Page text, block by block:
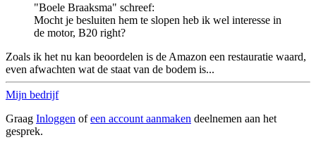
"Boele Braaksma" schreef:
Mocht je besluiten hem te slopen heb ik wel interesse in
de motor, B20 right?
Zoals ik het nu kan beoordelen is de Amazon een restauratie waard,
even afwachten wat de staat van de bodem is...
Mijn bedrijf
Graag Inloggen ofeen account aanmaken deelnemen aan het
gesprek.